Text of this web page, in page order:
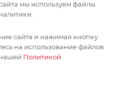
2017-2026
мы используем файлы
сайта и нажимая кнопку
на использование файлов
Политикой